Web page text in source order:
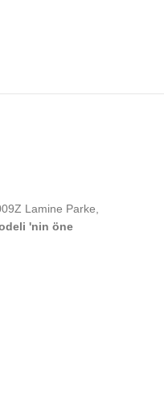
Lamine Parke,
'nin öne